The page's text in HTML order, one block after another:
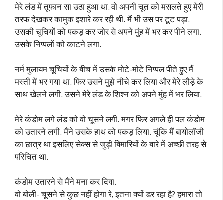
मेरे लंड में तूफान सा उठा हुआ था. वो अपनी चूत को मसलते हुए मेरी
तरफ देखकर कामुक इशारे कर रही थी. मैं भी उस पर टूट पड़ा.
उसकी चूचियों को पकड़ कर जोर से अपने मुंह में भर कर पीने लगा.
उसके निप्पलों को काटने लगा.
नर्म मुलायम चूचियों के बीच में उसके मोटे-मोटे निप्पल पीते हुए मैं
मस्ती में भर गया था. फिर उसने मुझे नीचे कर लिया और मेरे लौड़े के
साथ खेलने लगी. उसने मेरे लंड के शिश्न को अपने मुंह में भर लिया.
मेरे कंडोम लगे लंड को वो चूसने लगी. मगर फिर अगले ही पल कंडोम
को उतारने लगी. मैंने उसके हाथ को पकड़ लिया. चूंकि मैं बायोलॉजी
का छात्र था इसलिए सेक्स से जुड़ी बिमारियों के बारे में अच्छी तरह से
परिचित था.
कंडोम उतारने से मैंने मना कर दिया.
वो बोली- चूसने से कुछ नहीं होगा रे, इतना क्यों डर रहा है? हमारा तो